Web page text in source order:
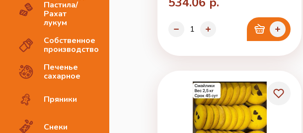
Пастила/
Рахат
лукум
Собственное
производство
Печенье
сахарное
Пряники
Снеки